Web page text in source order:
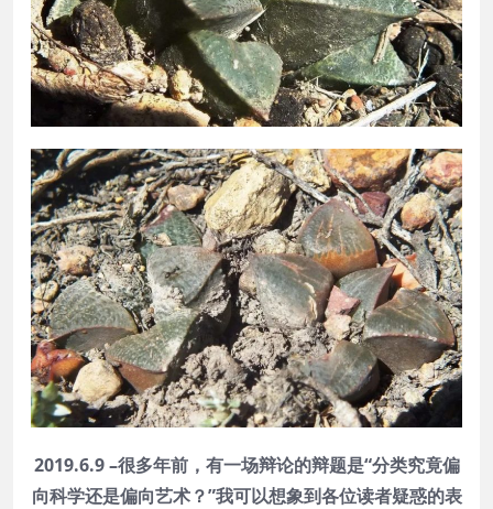
2019.6.9 –很多年前，有一场辩论的辩题是“分类究竟偏
向科学还是偏向艺术？”我可以想象到各位读者疑惑的表